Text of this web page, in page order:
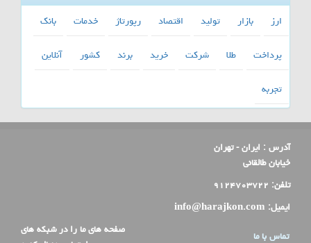
ارز بازار تولید اقتصاد رپورتاژ خدمات
بانك
پرداخت
طلا شركت خرید برند كشور
آنلاین
تجربه
آدرس : ایران - تهران
خیابان طالقانی
تلفن: ۹۱۲۴۷۰۳۷۲۲
ایمیل: info@harajkon.com
تماس با ما
صفحه های ما را در شبکه های